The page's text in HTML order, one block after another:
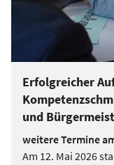
Erfolgreicher
und
weitere Termine
Am 12. Mai 2026